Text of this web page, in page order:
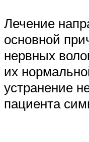
Лечение
основной
нервных
их
устранение
пациента